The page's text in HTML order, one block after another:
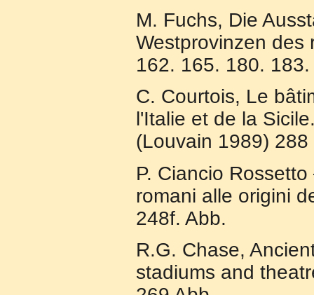
M. Fuchs, Die
Westprovinzen des
162. 165. 180. 183.
C. Courtois, Le
l'Italie et de la
(Louvain 1989) 288
P. Ciancio
romani alle origini
248f. Abb.
R.G. Chase,
stadiums and